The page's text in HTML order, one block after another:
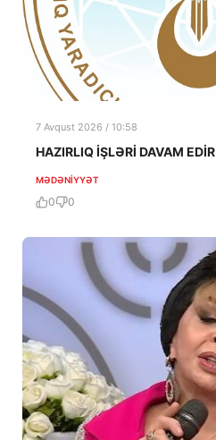
7 Avqust 2026 / 10:58
HAZIRLIQ İŞLƏRİ DAVAM EDİR
MƏDƏNIYYƏT
0 0